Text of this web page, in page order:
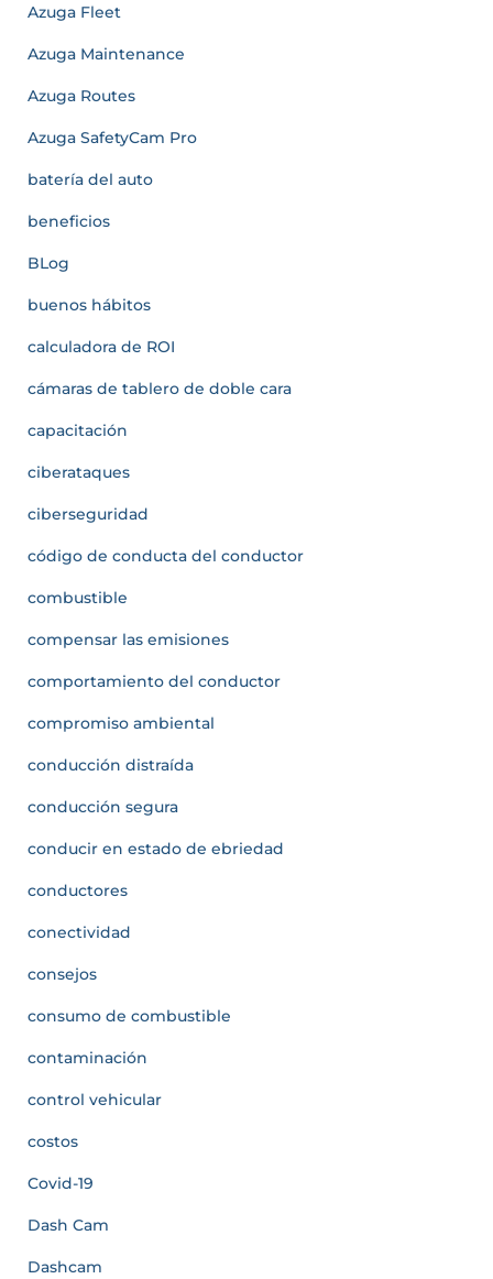
Azuga Fleet
Azuga Maintenance
Azuga Routes
Azuga SafetyCam Pro
batería del auto
beneficios
BLog
buenos hábitos
calculadora de ROI
cámaras de tablero de doble cara
capacitación
ciberataques
ciberseguridad
código de conducta del conductor
combustible
compensar las emisiones
comportamiento del conductor
compromiso ambiental
conducción distraída
conducción segura
conducir en estado de ebriedad
conductores
conectividad
consejos
consumo de combustible
contaminación
control vehicular
costos
Covid-19
Dash Cam
Dashcam